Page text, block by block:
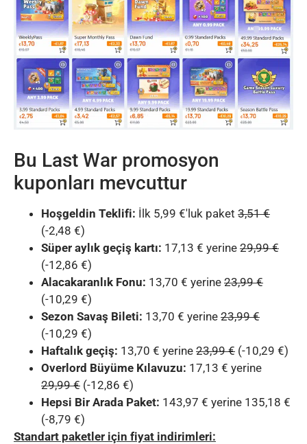
Bu Last War promosyon
kuponları mevcuttur
Hoşgeldin Teklifi: İlk 5,99 €'luk paket 3,51 €
(-2,48 €)
Süper aylık geçiş kartı: 17,13 € yerine 29,99 €
(-12,86 €)
Alacakaranlık Fonu: 13,70 € yerine 23,99 €
(-10,29 €)
Sezon Savaş Bileti: 13,70 € yerine 23,99 €
(-10,29 €)
Haftalık geçiş: 13,70 € yerine 23,99 € (-10,29 €)
Overlord Büyüme Kılavuzu: 17,13 € yerine
29,99 € (-12,86 €)
Hepsi Bir Arada Paket: 143,97 € yerine 135,18 €
(-8,79 €)
Standart paketler için fiyat indirimleri: